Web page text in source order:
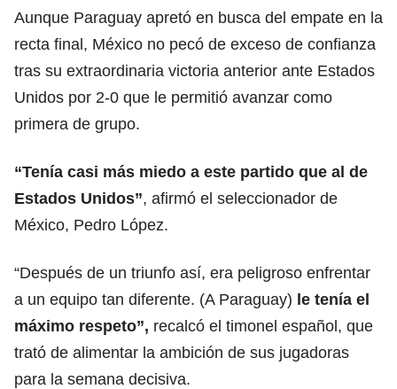
Aunque Paraguay apretó en busca del empate en la
recta final, México no pecó de exceso de confianza
tras su extraordinaria victoria anterior ante Estados
Unidos por 2-0 que le permitió avanzar como
primera de grupo.
“Tenía casi más miedo a este partido que al de
Estados Unidos”, afirmó el seleccionador de
México, Pedro López.
“Después de un triunfo así, era peligroso enfrentar
a un equipo tan diferente. (A Paraguay) le tenía el
máximo respeto”, recalcó el timonel español, que
trató de alimentar la ambición de sus jugadoras
para la semana decisiva.